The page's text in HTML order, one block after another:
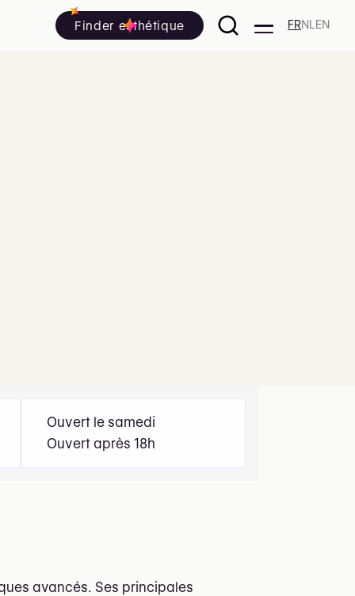
Finder esthétique FRNL EN
Ouvert le samedi
Ouvert après 18h
avancés. Ses principales